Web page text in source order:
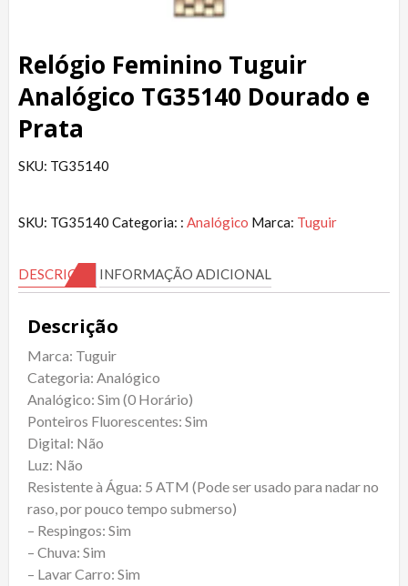
Relógio Feminino Tuguir
Analógico TG35140 Dourado e
Prata
SKU: TG35140
SKU: TG35140 Categoria: : Analógico Marca: Tuguir
DESCRIÇÃO INFORMAÇÃO ADICIONAL
Descrição
Marca: Tuguir
Categoria: Analógico
Analógico: Sim (0 Horário)
Ponteiros Fluorescentes: Sim
Digital: Não
Luz: Não
Resistente à Água: 5 ATM (Pode ser usado para nadar no
raso, por pouco tempo submerso)
– Respingos: Sim
– Chuva: Sim
– Lavar Carro: Sim